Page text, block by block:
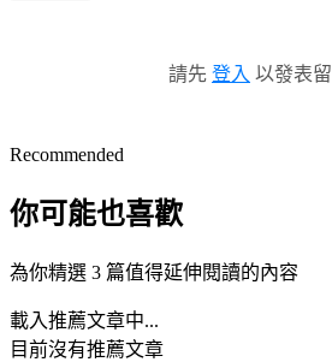
請先 登入 以發表留
Recommended
你可能也喜歡
為你精選 3 篇值得延伸閱讀的內容
載入推薦文章中...
目前沒有推薦文章